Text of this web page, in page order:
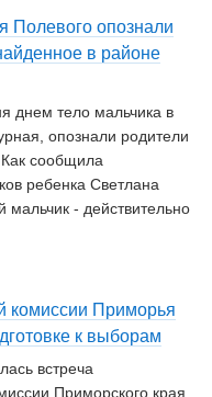
Полевого опознали
в районе
днем тело мальчика в
опознали родители
сообщила
ребенка Светлана
мальчик - действительно
комиссии Приморья
к выборам
встреча
Приморского края